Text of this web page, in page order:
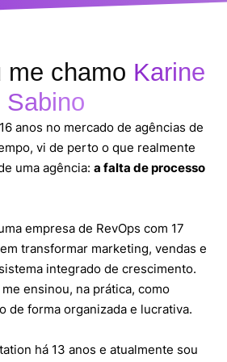
me chamo Karine
Sabino
anos no mercado de agências de
vi de perto o que realmente
uma agência: a falta de processo
empresa de RevOps com 17
transformar marketing, vendas e
integrado de crescimento.
ensinou, na prática, como
de forma organizada e lucrativa.
há 13 anos e atualmente sou